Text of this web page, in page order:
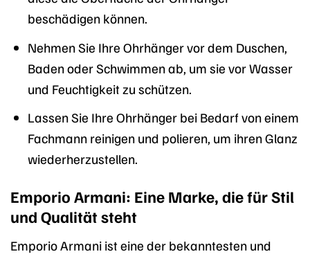
beschädigen können.
Nehmen Sie Ihre Ohrhänger vor dem Duschen,
Baden oder Schwimmen ab, um sie vor Wasser
und Feuchtigkeit zu schützen.
Lassen Sie Ihre Ohrhänger bei Bedarf von einem
Fachmann reinigen und polieren, um ihren Glanz
wiederherzustellen.
Emporio Armani: Eine Marke, die für Stil
und Qualität steht
Emporio Armani ist eine der bekanntesten und